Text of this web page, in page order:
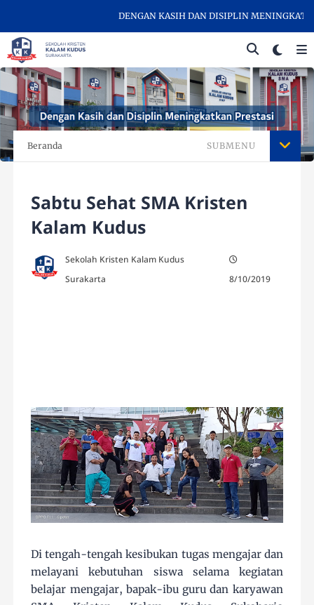
DENGAN KASIH DAN DISIPLIN
Beranda SUBMENU
Sabtu Sehat SMA Kristen
Kalam Kudus
Sekolah Kristen Kalam Kudus
Surakarta
8/10/2019
Di tengah-tengah kesibukan tugas mengajar dan
melayani kebutuhan siswa selama kegiatan
belajar mengajar, bapak-ibu guru dan karyawan